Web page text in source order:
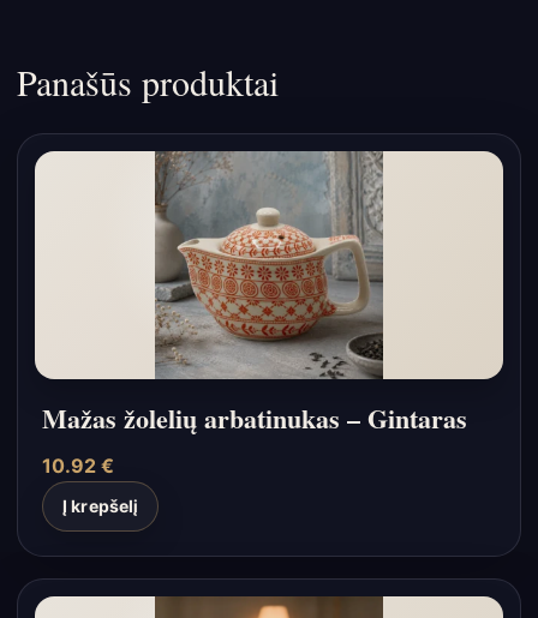
Panašūs produktai
Mažas žolelių arbatinukas – Gintaras
10.92 €
Į krepšelį